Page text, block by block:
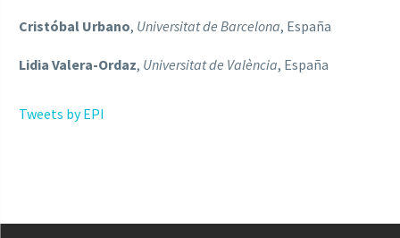
Cristóbal Urbano, Universitat de Barcelona, España
Lidia Valera-Ordaz, Universitat de València, España
Tweets by EPI